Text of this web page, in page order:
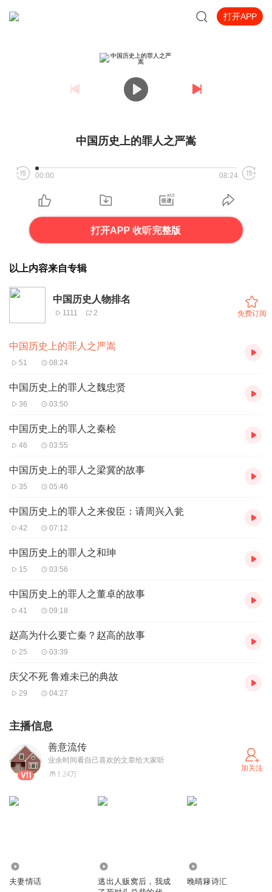
打开APP
中国历史上的罪人之严嵩
00:00 08:24
打开APP 收听完整版
以上内容来自专辑
中国历史人物排名
1111 2 免费订阅
中国历史上的罪人之严嵩
51 08:24
中国历史上的罪人之魏忠贤
36 03:50
中国历史上的罪人之秦桧
46 03:55
中国历史上的罪人之梁冀的故事
35 05:46
中国历史上的罪人之来俊臣：请周兴入瓮
42 07:12
中国历史上的罪人之和珅
15 03:56
中国历史上的罪人之董卓的故事
41 09:18
赵高为什么要亡秦？赵高的故事
25 03:39
庆父不死 鲁难未已的典故
29 04:27
主播信息
善意流传
业余时间看自己喜欢的文章给大家听
1.24万
加关注
夫妻情话
逃出人贩窝后，我成
晚晴簃诗汇